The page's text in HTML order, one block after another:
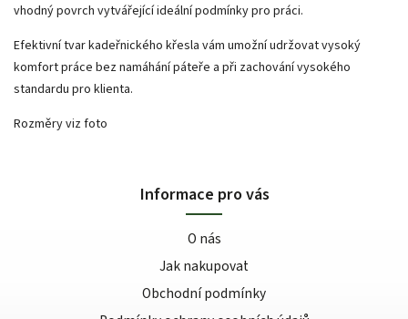
vhodný povrch vytvářející ideální podmínky pro práci.
Efektivní tvar kadeřnického křesla vám umožní udržovat vysoký
komfort práce bez namáhání páteře a při zachování vysokého
standardu pro klienta.
Rozměry viz foto
Informace pro vás
O nás
Jak nakupovat
Obchodní podmínky